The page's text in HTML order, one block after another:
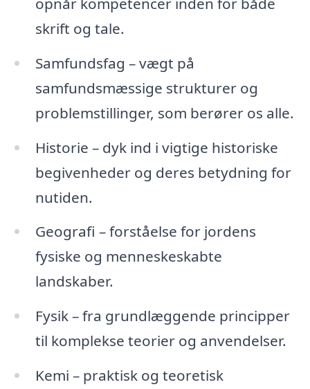
skrift og tale.
Samfundsfag – vægt på
samfundsmæssige strukturer og
problemstillinger, som berører os alle.
Historie – dyk ind i vigtige historiske
begivenheder og deres betydning for
nutiden.
Geografi – forståelse for jordens
fysiske og menneskeskabte
landskaber.
Fysik – fra grundlæggende principper
til komplekse teorier og anvendelser.
Kemi – praktisk og teoretisk